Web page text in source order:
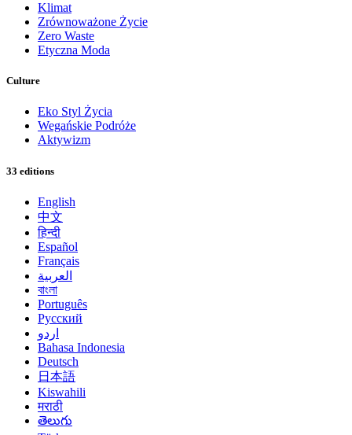
Klimat
Zrównoważone Życie
Zero Waste
Etyczna Moda
Culture
Eko Styl Życia
Wegańskie Podróże
Aktywizm
33 editions
English
中文
हिन्दी
Español
Français
العربية
বাংলা
Português
Русский
اردو
Bahasa Indonesia
Deutsch
日本語
Kiswahili
मराठी
తెలుగు